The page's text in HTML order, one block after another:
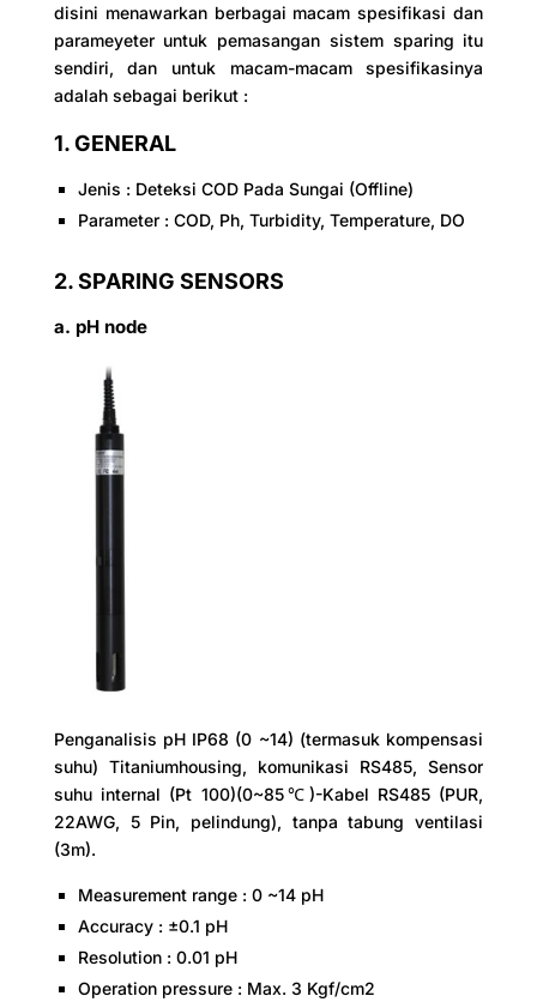
disini menawarkan berbagai macam spesifikasi dan
parameyeter untuk pemasangan sistem sparing itu
sendiri, dan untuk macam-macam spesifikasinya
adalah sebagai berikut :
1. GENERAL
Jenis : Deteksi COD Pada Sungai (Offline)
Parameter : COD, Ph, Turbidity, Temperature, DO
2. SPARING SENSORS
a. pH node
Penganalisis pH IP68 (0 ~14) (termasuk kompensasi
suhu) Titaniumhousing, komunikasi RS485, Sensor
suhu internal (Pt 100)(0~85℃)-Kabel RS485 (PUR,
22AWG, 5 Pin, pelindung), tanpa tabung ventilasi
(3m).
Measurement range : 0 ~14 pH
Accuracy : ±0.1 pH
Resolution : 0.01 pH
Operation pressure : Max. 3 Kgf/cm2